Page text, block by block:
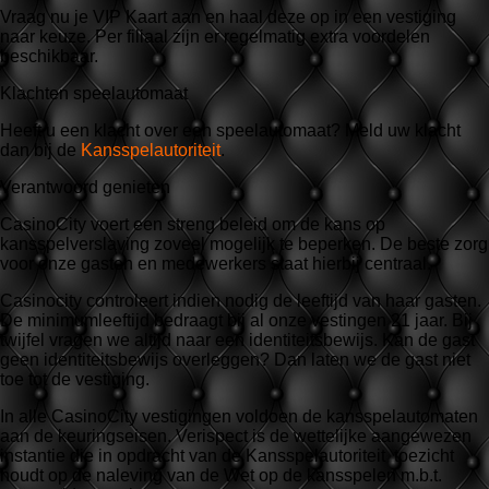
Vraag nu je VIP Kaart aan en haal deze op in een vestiging
naar keuze. Per filiaal zijn er regelmatig extra voordelen
beschikbaar.
Klachten speelautomaat
Heeft u een klacht over een speelautomaat? Meld uw klacht
dan bij de Kansspelautoriteit.
Verantwoord genieten
CasinoCity voert een streng beleid om de kans op
kansspelverslaving zoveel mogelijk te beperken. De beste zorg
voor onze gasten en medewerkers staat hierbij centraal.
Casinocity controleert indien nodig de leeftijd van haar gasten.
De minimumleeftijd bedraagt bij al onze vestingen 21 jaar. Bij
twijfel vragen we altijd naar een identiteitsbewijs. Kan de gast
geen identiteitsbewijs overleggen? Dan laten we de gast niet
toe tot de vestiging.
In alle CasinoCity vestigingen voldoen de kansspelautomaten
aan de keuringseisen. Verispect is de wettelijke aangewezen
instantie die in opdracht van de Kansspelautoriteit toezicht
houdt op de naleving van de Wet op de kansspelen m.b.t.